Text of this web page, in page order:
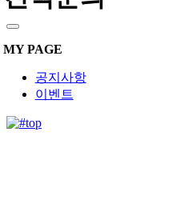
MY PAGE
공지사항
이벤트